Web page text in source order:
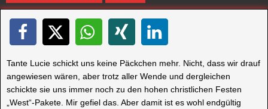
Tante Lucie schickt uns keine Päckchen mehr. Nicht, dass wir drauf
angewiesen wären, aber trotz aller Wende und dergleichen
schickte sie uns immer noch zu den hohen christlichen Festen
„West“-Pakete. Mir gefiel das. Aber damit ist es wohl endgültig